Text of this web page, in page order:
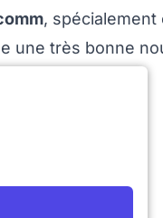
,
une très bonne